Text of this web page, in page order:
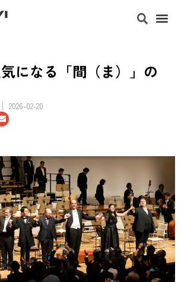
になる「間（ま）」の
2026-02-20